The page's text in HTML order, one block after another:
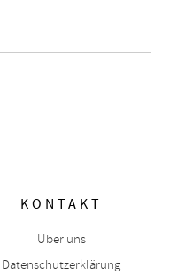
KONTAKT
Über uns
Datenschutzerklärung